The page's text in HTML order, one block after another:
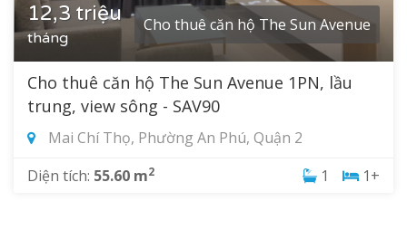
12,3 triệu
tháng
Cho thuê căn hộ The Sun Avenue
Cho thuê căn hộ The Sun Avenue 1PN, lầu
trung, view sông - SAV90
Mai Chí Thọ, Phường An Phú, Quận 2
Diện tích: 55.60 m2 1+
1